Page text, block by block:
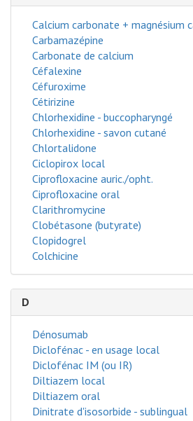
Calcium carbonate + magnésium
Carbamazépine
Carbonate de calcium
Céfalexine
Céfuroxime
Cétirizine
Chlorhexidine - buccopharyngé
Chlorhexidine - savon cutané
Chlortalidone
Ciclopirox local
Ciprofloxacine auric./opht.
Ciprofloxacine oral
Clarithromycine
Clobétasone (butyrate)
Clopidogrel
Colchicine
D
Dénosumab
Diclofénac - en usage local
Diclofénac IM (ou IR)
Diltiazem local
Diltiazem oral
Dinitrate d'isosorbide - sublingual